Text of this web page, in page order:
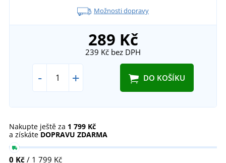
Možnosti dopravy
289 Kč
239 Kč bez DPH
- + DO KOŠÍKU
Nakupte ještě za 1 799 Kč
a získáte DOPRAVU ZDARMA
0 Kč / 1 799 Kč